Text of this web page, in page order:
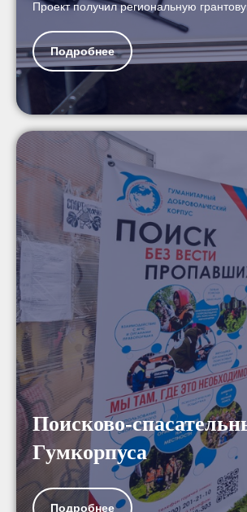
Проект получил региональную
Подробнее
Поисково-
Гумкорпуса
Подробнее